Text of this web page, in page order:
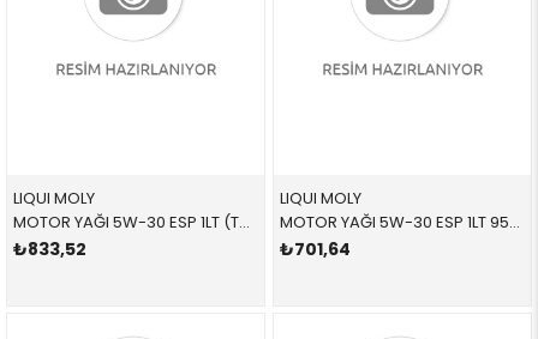
LIQUI MOLY
MOTOR YAĞI 5W-30 ESP 1LT (TOP TEC 4200) 8972 83212365933 83212365933 1 LT
₺833,52
LIQUI MOLY
MOTOR YAĞI 5W-30 ESP 1LT 9506 83212365933 83212365933 E46,E53,E60,E61,E63,E64,E65,E66,E70,E71,E72,E81,E8 1 LT
₺701,64